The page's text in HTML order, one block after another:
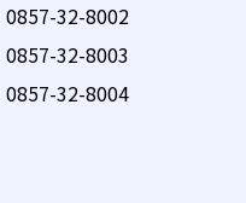
0857-32-8002
0857-32-8003
0857-32-8004